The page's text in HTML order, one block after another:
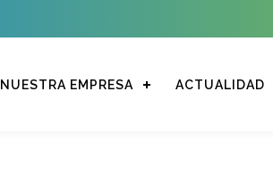
NUESTRA EMPRESA ACTUALIDAD